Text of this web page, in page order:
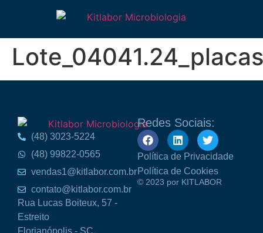
(48) 3023-5224
(48) 99822-0565
vendas1@kitlabor.com.br
contato@kitlabor.com.br
Rua Lucas Boiteux, 57 -
Estreito
Florianópolis - SC,
Redes Sociais:
Política de Privacidade
Política de Cookies
© 2023 por KITLABOR